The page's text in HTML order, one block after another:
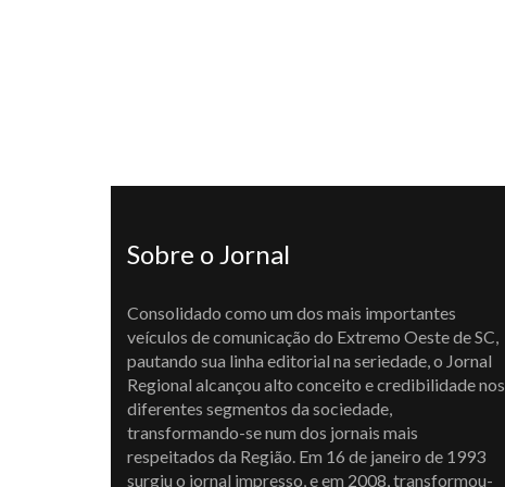
Sobre o Jornal
Consolidado como um dos mais importantes
veículos de comunicação do Extremo Oeste de SC,
pautando sua linha editorial na seriedade, o Jornal
Regional alcançou alto conceito e credibilidade nos
diferentes segmentos da sociedade,
transformando-se num dos jornais mais
respeitados da Região. Em 16 de janeiro de 1993
surgiu o jornal impresso, e em 2008, transformou-